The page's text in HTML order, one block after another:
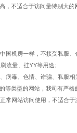
，不适合于访问量特别大的
国机房一样，不接受私服
流量、挂YY等用途;
病毒、色情、诈骗、私服
等类型的网站，我司有严
常网站访问使用，不适合